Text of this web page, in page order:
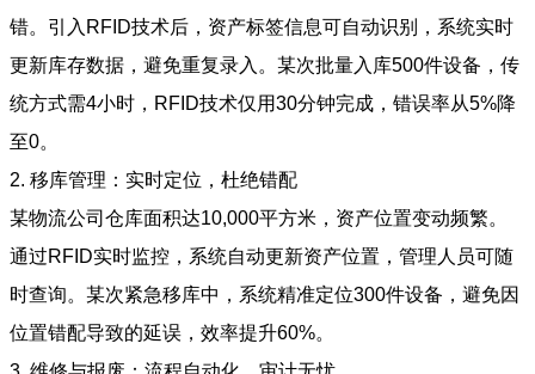
错。引入RFID技术后，资产标签信息可自动识别，系统实时
更新库存数据，避免重复录入。某次批量入库500件设备，传
统方式需4小时，RFID技术仅用30分钟完成，错误率从5%降
至0。
2. 移库管理：实时定位，杜绝错配
某物流公司仓库面积达10,000平方米，资产位置变动频繁。
通过RFID实时监控，系统自动更新资产位置，管理人员可随
时查询。某次紧急移库中，系统精准定位300件设备，避免因
位置错配导致的延误，效率提升60%。